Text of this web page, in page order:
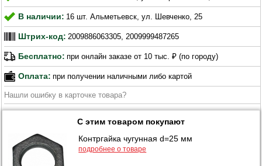
В наличии: 16 шт. Альметьевск, ул. Шевченко, 25
Штрих-код: 2009886063305, 2009999487265
Бесплатно: при онлайн заказе от 10 тыс. ₽ (по городу)
Оплата: при получении наличными либо картой
Нашли ошибку в карточке товара?
С этим товаром покупают
Контргайка чугунная d=25 мм
подробнее о товаре